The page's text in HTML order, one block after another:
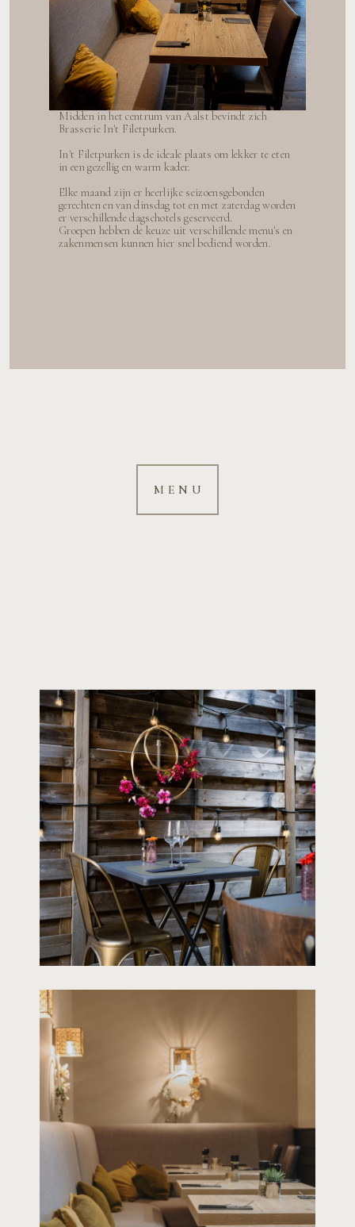
Midden in het centrum van Aalst bevindt zich
Brasserie In't Filetpurken.
In't Filetpurken is de ideale plaats om lekker te eten
in een gezellig en warm kader.
Elke maand zijn er heerlijke seizoensgebonden
gerechten en van dinsdag tot en met zaterdag worden
er verschillende dagschotels geserveerd.
Groepen hebben de keuze uit verschillende menu's en
zakenmensen kunnen hier snel bediend worden.
M E N U